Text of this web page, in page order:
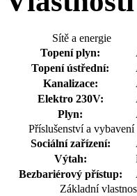
Sítě a energie
Topení plyn:
Topení ústřední:
Kanalizace:
Elektro 230V:
Plyn:
Příslušenství a vybavení
Sociální zařízení:
Výtah:
Bezbariérový přístup:
Základní